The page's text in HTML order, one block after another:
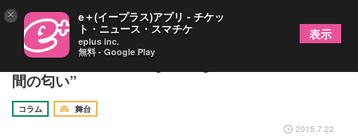
大衆演劇の入り口から[其之壱]劇団KAZUMAの“人
間の匂い”
コラム
舞台
2015.7.22
× e＋(イープラス)アプリ - チケッ
ト・ニュース・スマチケ
eplus inc.
無料 - Google Play
表示